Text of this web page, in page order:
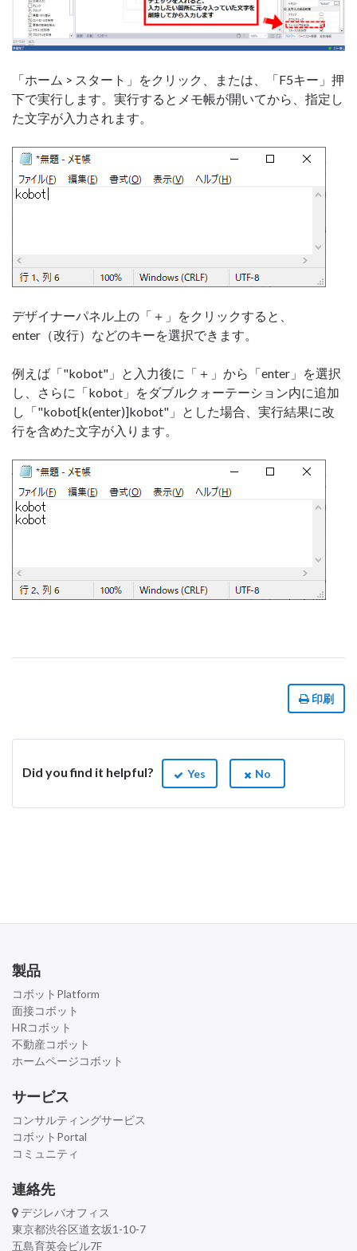
「ホーム > スタート」をクリック、または、「F5キー」押
下で実行します。実行するとメモ帳が開いてから、指定し
た文字が入力されます。
デザイナーパネル上の「＋」をクリックすると、
enter（改行）などのキーを選択できます。
例えば「"kobot"」と入力後に「＋」から「enter」を選択
し、さらに「kobot」をダブルクォーテーション内に追加
し「"kobot[k(enter)]kobot"」とした場合、実行結果に改
行を含めた文字が入ります。
印刷
Did you find it helpful? Yes No
製品
コボットPlatform
面接コボット
HRコボット
不動産コボット
ホームページコボット
サービス
コンサルティングサービス
コボットPortal
コミュニティ
連絡先
デジレバオフィス
東京都渋谷区道玄坂1-10-7
五島育英会ビル7F